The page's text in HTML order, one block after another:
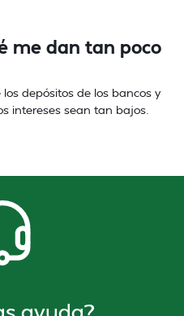
me dan tan poco
depósitos de los bancos y
intereses sean tan bajos.